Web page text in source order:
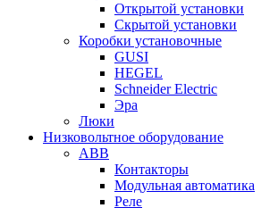
Открытой установки
Скрытой установки
Коробки установочные
GUSI
HEGEL
Schneider Electric
Эра
Люки
Низковольтное оборудование
ABB
Контакторы
Модульная автоматика
Реле